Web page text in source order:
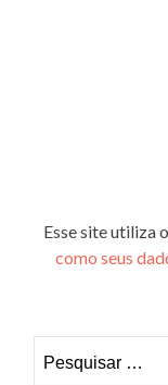
Esse site utiliza
como seus
por: